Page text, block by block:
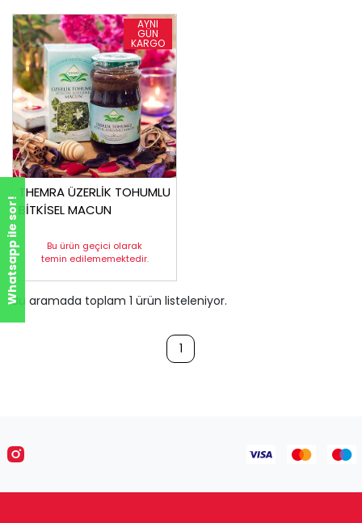
THEMRA ÜZERLİK TOHUMLU
BİTKİSEL MACUN
Bu ürün geçici olarak
temin edilememektedir.
Bu aramada toplam 1 ürün listeleniyor.
1
Whatsapp ile sor!